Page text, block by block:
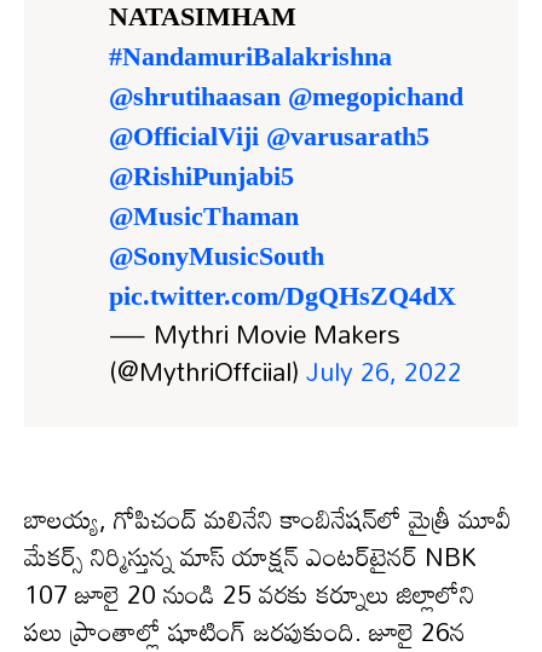
NATASIMHAM
#NandamuriBalakrishna
@shrutihaasan @megopichand
@OfficialViji @varusarath5
@RishiPunjabi5
@MusicThaman
@SonyMusicSouth
pic.twitter.com/DgQHsZQ4dX
— Mythri Movie Makers
(@MythriOffciial)July 26, 2022
బాలయ్య, గోపిచంద్ మలినేని కాంబినేషన్‌లో మైత్రీ మూవీ
మేకర్స్ నిర్మిస్తున్న మాస్ యాక్షన్ ఎంటర్‌టైనర్ NBK
107 జూలై 20 నుండి 25 వరకు కర్నూలు జిల్లాలోని
పలు ప్రాంతాల్లో షూటింగ్ జరపుకుంది. జూలై 26న